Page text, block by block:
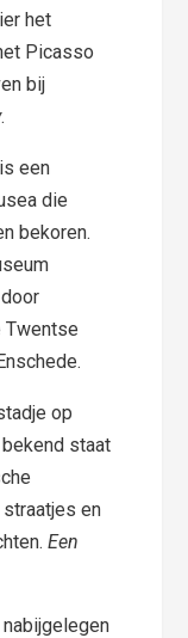
het
Picasso
bij
.
een
die
bekoren.
Twentse
op
staat
straatjes en
Een